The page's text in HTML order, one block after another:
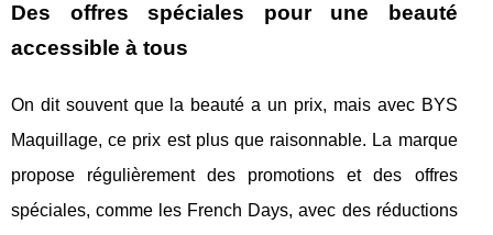
Des offres spéciales pour une beauté
accessible à tous
On dit souvent que la beauté a un prix, mais avec BYS
Maquillage, ce prix est plus que raisonnable. La marque
propose régulièrement des promotions et des offres
spéciales, comme les French Days, avec des réductions